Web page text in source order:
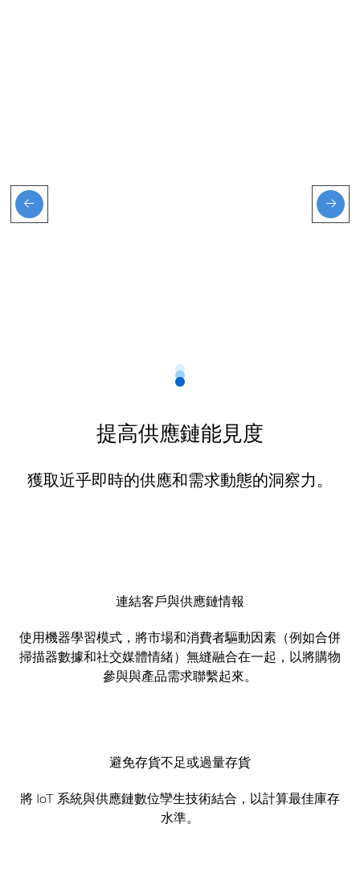
提高供應鏈能見度
獲取近乎即時的供應和需求動態的洞察力。
連結客戶與供應鏈情報
使用機器學習模式，將市場和消費者驅動因素（例如合併
掃描器數據和社交媒體情緒）無縫融合在一起，以將購物
參與與產品需求聯繫起來。
避免存貨不足或過量存貨
將 IoT 系統與供應鏈數位孿生技術結合，以計算最佳庫存
水準。